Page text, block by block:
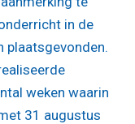
in de
plaatsgevonden.
weken waarin
31 augustus